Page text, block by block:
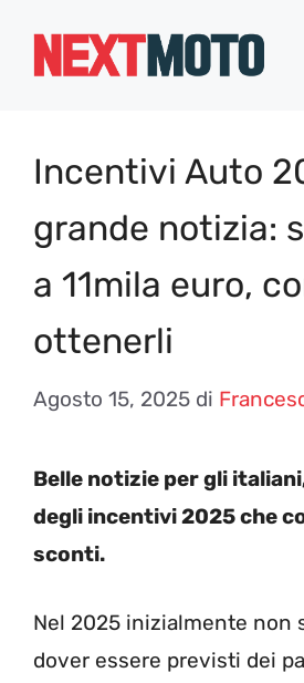
Incentivi Auto
grande notizia:
a 11mila euro,
ottenerli
Agosto 15, 2025 di
Belle notizie per gli
degli incentivi 2025 che
sconti.
Nel 2025 inizialmente non
dover essere previsti dei